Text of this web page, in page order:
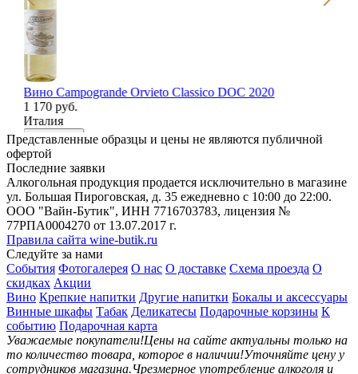
Вино Campogrande Orvieto Classico DOC 2020
1 170 руб.
Италия
В корзину
Представленные образцы и цены не являются публичной
офертой
Последние заявки
Алкогольная продукция продается исключительно в магазине
ул. Большая Пироговская, д. 35 ежедневно с 10:00 до 22:00.
ООО "Вайн-Бутик", ИНН 7716703783, лицензия №
77РПА0004270 от 13.07.2017 г.
Правила сайта wine-butik.ru
Следуйте за нами
События Фотогалерея О нас О доставке Схема проезда О
скидках Акции
Вино Крепкие напитки Другие напитки Бокалы и аксессуары
Винные шкафы Табак Деликатесы Подарочные корзины К
событию Подарочная карта
Уважаемые покупатели!Цены на сайте актуальны только на
то количество товара, которое в наличии!Уточняйте цену у
сотрудников магазина.Чрезмерное употребление алкоголя и